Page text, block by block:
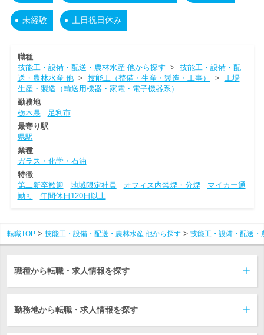
未経験 土日祝日休み
職種
技能工・設備・配送・農林水産 他から探す > 技能工・設備・配
送・農林水産 他> 技能工（整備・生産・製造・工事） > 工場
生産・製造（輸送用機器・家電・電子機器系）
勤務地
栃木県
足利市
最寄り駅
県駅
業種
ガラス・化学・石油
特徴
第二新卒歓迎
地域限定社員 オフィス内禁煙・分煙
マイカー通
勤可
年間休日120日以上
転職TOP 技能工・設備・配送・農林水産 他から探す 技能工・設備・配送・
職種から転職・求人情報を探す
勤務地から転職・求人情報を探す